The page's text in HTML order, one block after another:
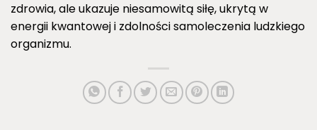
zdrowia, ale ukazuje niesamowitą siłę, ukrytą w
energii kwantowej i zdolności samoleczenia ludzkiego
organizmu.